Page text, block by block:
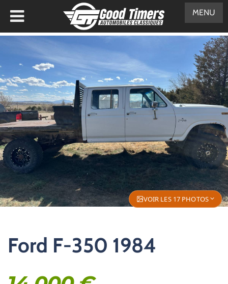
VOIR LES 17 PHOTOS
Ford F-350 1984
MENU